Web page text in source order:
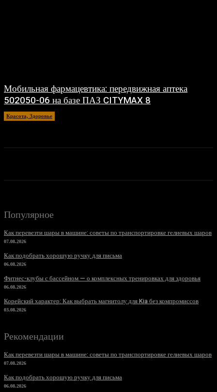
Мобильная фармацевтика: передвижная аптека
502050-06 на базе ПАЗ CITYMAX 8
Красота, Здоровье
Популярное
Как перевезти шары в машине: советы по транспортировке гелиевых шаров
07.08.2026
Как подобрать хорошую ручку для письма
06.08.2026
Фитнес-клубы с бассейном — о комплексных тренировках для здоровья
06.08.2026
Корейский характер: Как выбрать магнитолу для Kia без компромиссов
03.08.2026
Рекомендации
Как перевезти шары в машине: советы по транспортировке гелиевых шаров
07.08.2026
Как подобрать хорошую ручку для письма
06.08.2026